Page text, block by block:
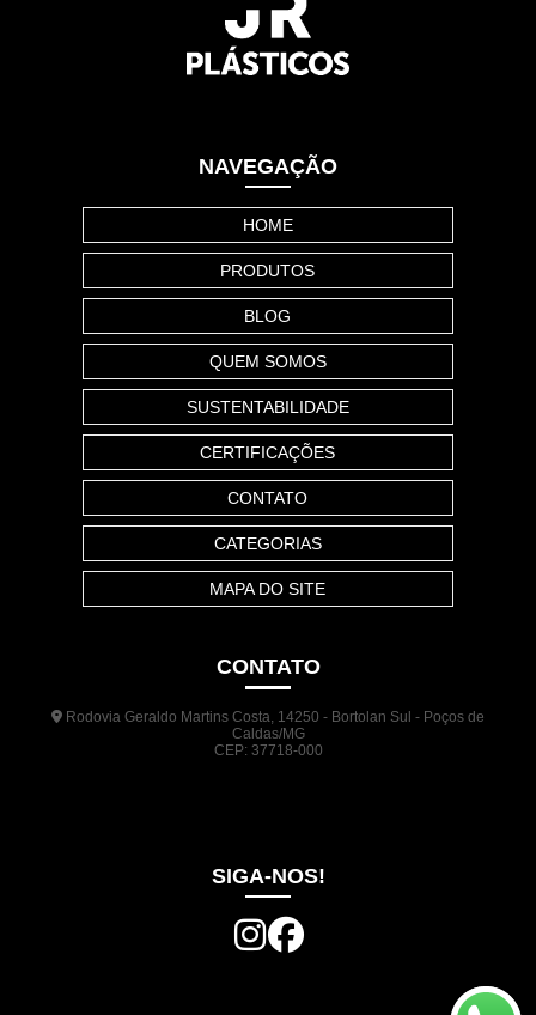
NAVEGAÇÃO
HOME
PRODUTOS
BLOG
QUEM SOMOS
SUSTENTABILIDADE
CERTIFICAÇÕES
CONTATO
CATEGORIAS
MAPA DO SITE
CONTATO
Rodovia Geraldo Martins Costa, 14250 - Bortolan Sul - Poços de
Caldas/MG
CEP: 37718-000
SIGA-NOS!